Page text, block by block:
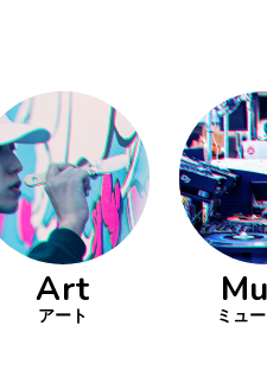
Art
アート ミュ